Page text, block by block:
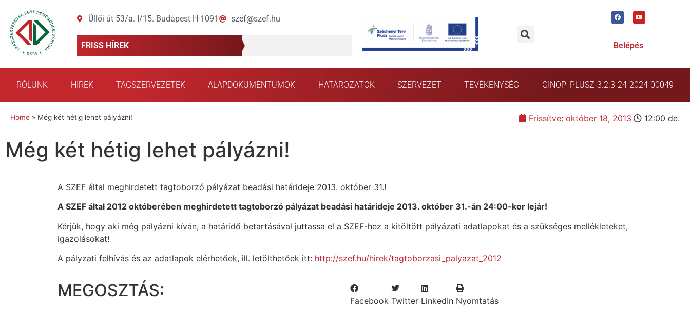
Üllői út 53/a. I/15. Budapest H-1091 szef@szef.hu
FRISS HÍREK Belépés
RÓLUNK HÍREK TAGSZERVEZETEK ALAPDOKUMENTUMOK HATÁROZATOK SZERVEZET TEVÉKENYSÉG GINOP_PLUSZ-3.2.3-24-2024-00049
Home » Még két hétig lehet pályázni! Frissítve: október 18, 2013 12:00 de.
Még két hétig lehet pályázni!
A SZEF által meghirdetett tagtoborzó pályázat beadási határideje 2013. október 31.!
A SZEF által 2012 októberében meghirdetett tagtoborzó pályázat beadási határideje 2013. október 31.-án 24:00-kor lejár!
Kérjük, hogy aki még pályázni kíván, a határidő betartásával juttassa el a SZEF-hez a kitöltött pályázati adatlapokat és a szükséges mellékleteket,
igazolásokat!
A pályzati felhívás és az adatlapok elérhetőek, ill. letölthetőek itt: http://szef.hu/hirek/tagtoborzasi_palyazat_2012
MEGOSZTÁS:
Facebook Twitter LinkedIn Nyomtatás